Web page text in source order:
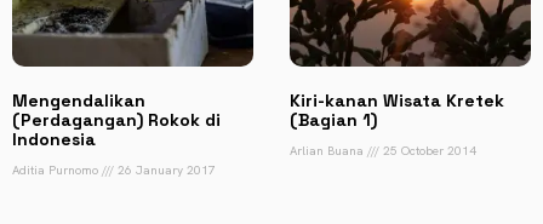
Mengendalikan
(Perdagangan) Rokok di
Indonesia
Aditia Purnomo 26 January 2017
Kiri-kanan Wisata Kretek
(Bagian 1)
Arlian Buana 25 October 2014